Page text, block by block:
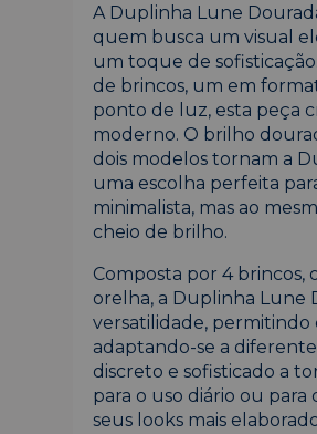
A Duplinha Lune
quem busca um visual
um toque de
de brincos, um em
ponto de luz, esta peça
moderno. O brilho
dois modelos tornam a
uma escolha perfeita
minimalista, mas ao
cheio de brilho.
Composta por 4 brincos,
orelha, a Duplinha Lune
versatilidade, permitindo
adaptando-se a
discreto e sofisticado a
para o uso diário ou
seus looks mais